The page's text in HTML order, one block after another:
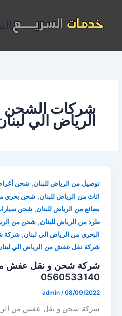
المحتوى
شركات الشحن
الرياض الي
توصيل من الرياض للبنان,شحن
اثاث من الرياض للبنان,شحن بحري
بضائع من الرياض للبنان,شحن
طرد من الرياض للبنان,شحن من
البحري من الرياض الي لبنان,شركة
شركة نقل عفش من الرياض الي
شركة شحن و نقل عفش من
0560533140
admin /08/09/2022
شركة شحن و نقل عفش من